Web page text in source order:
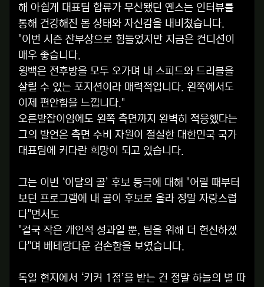
해 아쉽게 대표팀 합류가 무산됐던 옌스는 인터뷰를
통해 건강해진 몸 상태와 자신감을 내비쳤습니다.
"이번 시즌 잔부상으로 힘들었지만 지금은 컨디션이
매우 좋습니다.
윙백은 전후방을 모두 오가며 내 스피드와 드리블을
살릴 수 있는 포지션이라 매력적입니다. 왼쪽에서도
이제 편안함을 느낍니다."
오른발잡이임에도 왼쪽 측면까지 완벽히 적응했다는
그의 발언은 측면 수비 자원이 절실한 대한민국 국가
대표팀에 커다란 희망이 되고 있습니다.
그는 이번 ‘이달의 골’ 후보 등극에 대해 "어릴 때부터
보던 프로그램에 내 골이 후보로 올라 정말 자랑스럽
다"면서도
"결국 작은 개인적 성과일 뿐, 팀을 위해 더 헌신하겠
다"며 베테랑다운 겸손함을 보였습니다.
독일 현지에서 ‘키커 1점’을 받는 건 정말 하늘의 별 따